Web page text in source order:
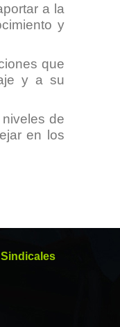
a la
y
que
y a su
de
en los